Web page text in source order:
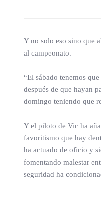
Y no solo eso sino que
al campeonato.
“El sábado tenemos
después de que hayan
domingo teniendo que
Y el piloto de Vic ha
favoritismo que hay
ha actuado de oficio y
fomentando malestar
seguridad ha